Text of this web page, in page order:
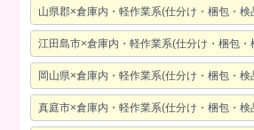
山県郡×倉庫内・軽作業系(仕分け・梱包・検
江田島市×倉庫内・軽作業系(仕分け・梱包・
岡山県×倉庫内・軽作業系(仕分け・梱包・検
真庭市×倉庫内・軽作業系(仕分け・梱包・検